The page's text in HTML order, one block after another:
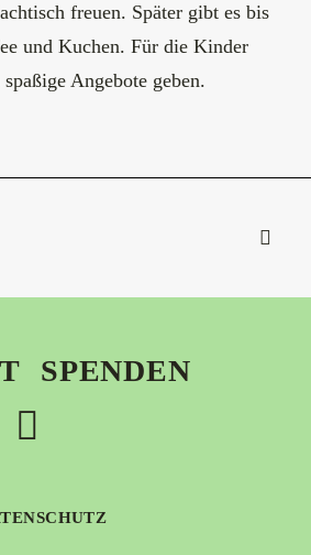
freuen. Später gibt es bis
und Kuchen. Für die Kinder
Angebote geben.
SPENDEN